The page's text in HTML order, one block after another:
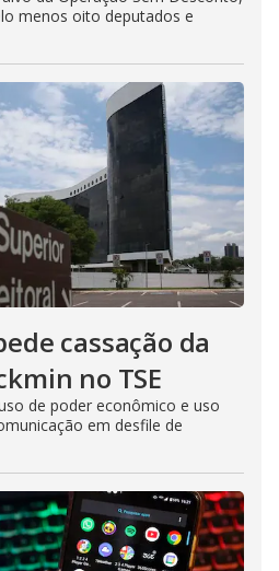
menos oito deputados e
cassação da
no TSE
de poder econômico e uso
em desfile de